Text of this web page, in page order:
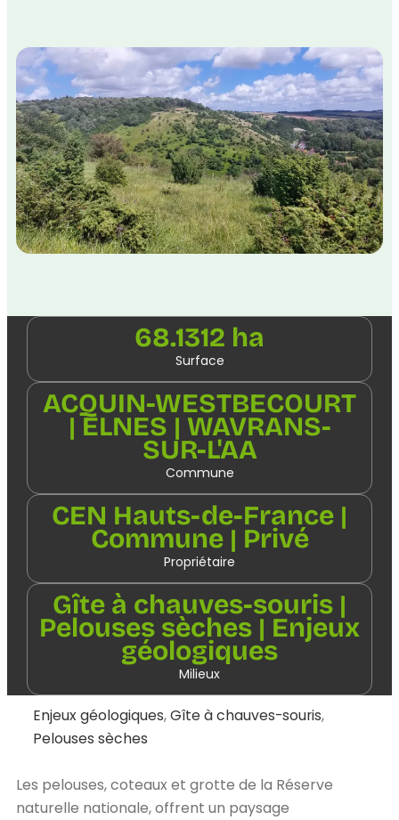
68.1312 ha
Surface
ACQUIN-WESTBECOURT
| ELNES | WAVRANS-
SUR-L'AA
Commune
CEN Hauts-de-France |
Commune | Privé
Propriétaire
Gîte à chauves-souris |
Pelouses sèches | Enjeux
géologiques
Milieux
Enjeux géologiques,Gîte à chauves-souris,
Pelouses sèches
Les pelouses, coteaux et grotte de la Réserve
naturelle nationale, offrent un paysage